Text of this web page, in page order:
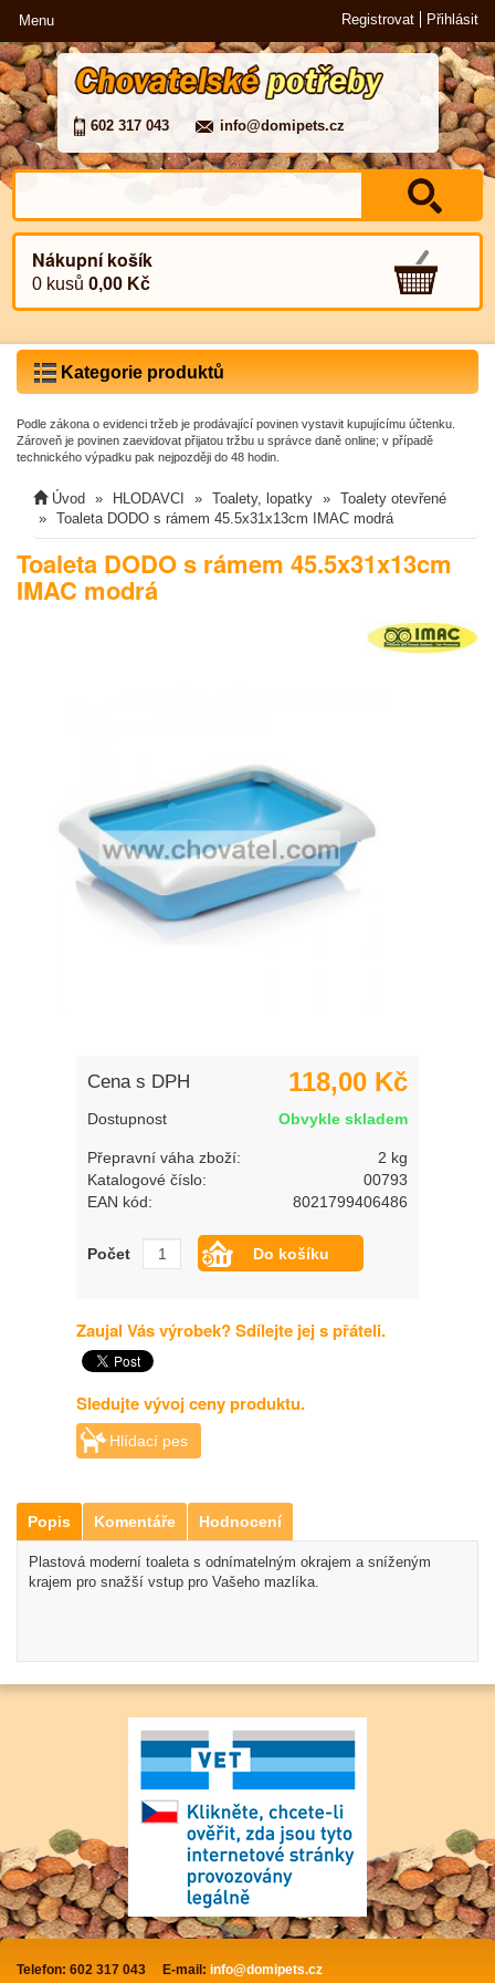
Menu Registrovat Přihlásit
602 317 043 info@domipets.cz
Nákupní košík
0 kusů0,00 Kč
Kategorie produktů
Podle zákona o evidenci tržeb je prodávající povinen vystavit kupujícímu účtenku.
Zároveň je povinen zaevidovat přijatou tržbu u správce daně online; v případě
technického výpadku pak nejpozději do 48 hodin.
Úvod HLODAVCI Toalety, lopatky
Toalety otevřené
Toaleta DODO s rámem 45.5x31x13cm IMAC modrá
Toaleta DODO s rámem 45.5x31x13cm
IMAC modrá
Cena s DPH 118,00 Kč
Dostupnost Obvykle skladem
Přepravní váha zboží:
2 kg
Katalogové číslo:
00793
EAN kód:
8021799406486
Počet
Zaujal Vás výrobek? Sdílejte jej s přáteli.
Sledujte vývoj ceny produktu.
Hlídací pes
Popis Komentáře Hodnocení
Plastová moderní toaleta s odnímatelným okrajem a sníženým
krajem pro snažší vstup pro Vašeho mazlíka.
Telefon: 602 317 043 E-mail: info@domipets.cz